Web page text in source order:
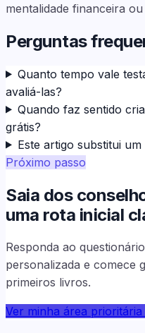
mentalidade financeira
Perguntas
Quanto tempo vale
avaliá-las?
Quando faz sentido
grátis?
Este artigo substitui
Próximo passo
Saia dos
uma rota inicial
Responda ao
personalizada e comece
primeiros livros.
Ver minha área prioritária